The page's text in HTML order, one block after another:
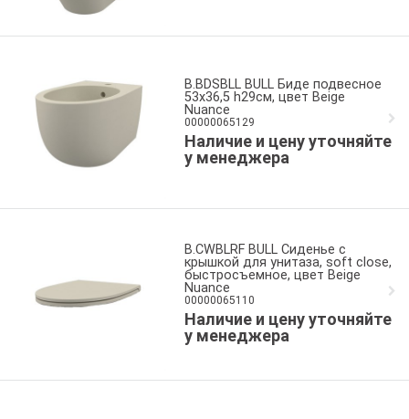
B.BDSBLL BULL Биде подвесное
53x36,5 h29см, цвет Beige
Nuance
00000065129
Наличие и цену уточняйте
у менеджера
B.CWBLRF BULL Сиденье с
крышкой для унитаза, soft close,
быстросъемное, цвет Beige
Nuance
00000065110
Наличие и цену уточняйте
у менеджера